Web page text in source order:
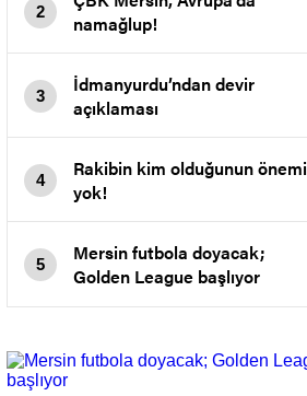
2
namağlup!
3
İdmanyurdu’ndan devir
açıklaması
4
Rakibin kim olduğunun önemi
yok!
5
Mersin futbola doyacak;
Golden League başlıyor